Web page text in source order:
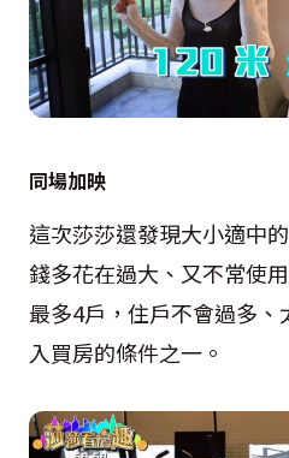
同場加映
這次莎莎還發現大小適中
錢多花在過大、又不常使
最多4戶，住戶不會過多
入買房的條件之一。